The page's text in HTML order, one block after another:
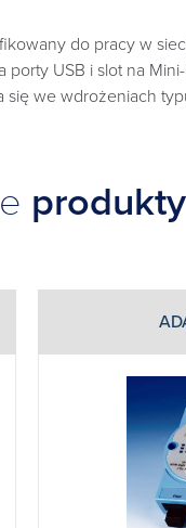
do pracy w
USB i slot na
we wdrożeniach
produkty